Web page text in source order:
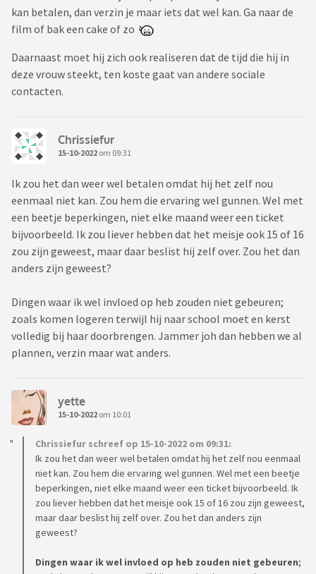
kan betalen, dan verzin je maar iets dat wel kan. Ga naar de
film of bak een cake of zo
Daarnaast moet hij zich ook realiseren dat de tijd die hij in
deze vrouw steekt, ten koste gaat van andere sociale
contacten.
Chrissiefur
15-10-2022 om 09:31
Ik zou het dan weer wel betalen omdat hij het zelf nou
eenmaal niet kan. Zou hem die ervaring wel gunnen. Wel met
een beetje beperkingen, niet elke maand weer een ticket
bijvoorbeeld. Ik zou liever hebben dat het meisje ook 15 of 16
zou zijn geweest, maar daar beslist hij zelf over. Zou het dan
anders zijn geweest?
Dingen waar ik wel invloed op heb zouden niet gebeuren;
zoals komen logeren terwijl hij naar school moet en kerst
volledig bij haar doorbrengen. Jammer joh dan hebben we al
plannen, verzin maar wat anders.
yette
15-10-2022 om 10:01
Chrissiefur schreef op 15-10-2022 om 09:31:
Ik zou het dan weer wel betalen omdat hij het zelf nou eenmaal
niet kan. Zou hem die ervaring wel gunnen. Wel met een beetje
beperkingen, niet elke maand weer een ticket bijvoorbeeld. Ik
zou liever hebben dat het meisje ook 15 of 16 zou zijn geweest,
maar daar beslist hij zelf over. Zou het dan anders zijn
geweest?
Dingen waar ik wel invloed op heb zouden niet gebeuren;